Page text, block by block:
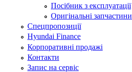
Посібник з експлуатації
Оригінальні запчастини
Спецпропозиції
Hyundai Finance
Корпоративні продажі
Контакти
Запис на сервіс